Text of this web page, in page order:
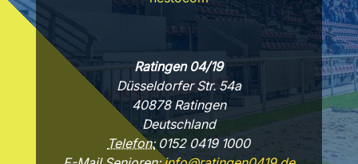
Ratingen 04/19
Düsseldorfer Str. 54a
40878 Ratingen
Deutschland
Telefon:0152 0419 1000